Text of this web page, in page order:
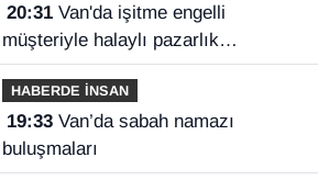
20:31Van'da işitme engelli
müşteriyle halaylı pazarlık
gülümsetti
HABERDE İNSAN
19:33Van’da sabah namazı
buluşmaları